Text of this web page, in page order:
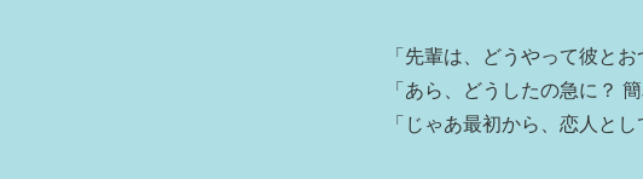
「先輩は、どうやって彼と
「あら、どうしたの急に？
「じゃあ最初から、恋人と